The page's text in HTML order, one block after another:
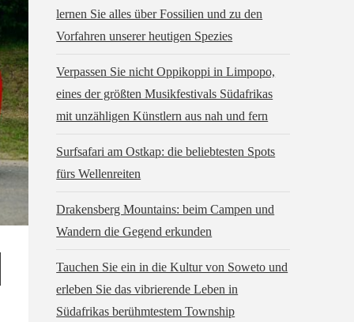
lernen Sie alles über Fossilien und zu den
Vorfahren unserer heutigen Spezies
Verpassen Sie nicht Oppikoppi in Limpopo,
eines der größten Musikfestivals Südafrikas
mit unzähligen Künstlern aus nah und fern
Surfsafari am Ostkap: die beliebtesten Spots
fürs Wellenreiten
Drakensberg Mountains: beim Campen und
Wandern die Gegend erkunden
Tauchen Sie ein in die Kultur von Soweto und
erleben Sie das vibrierende Leben in
Südafrikas berühmtestem Township